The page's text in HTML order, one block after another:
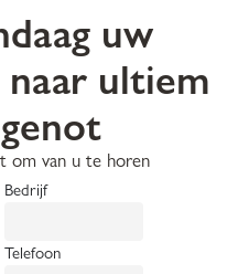
uw
ultiem
om van u te horen
Bedrijf
Telefoon